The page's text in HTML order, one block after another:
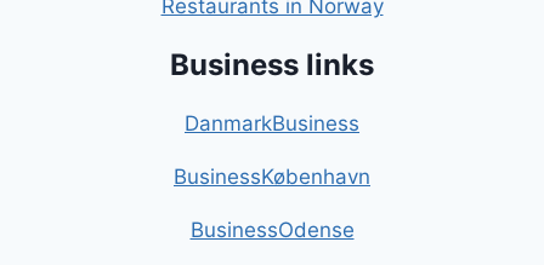
Restaurants in Norway
Business links
DanmarkBusiness
BusinessKøbenhavn
BusinessOdense